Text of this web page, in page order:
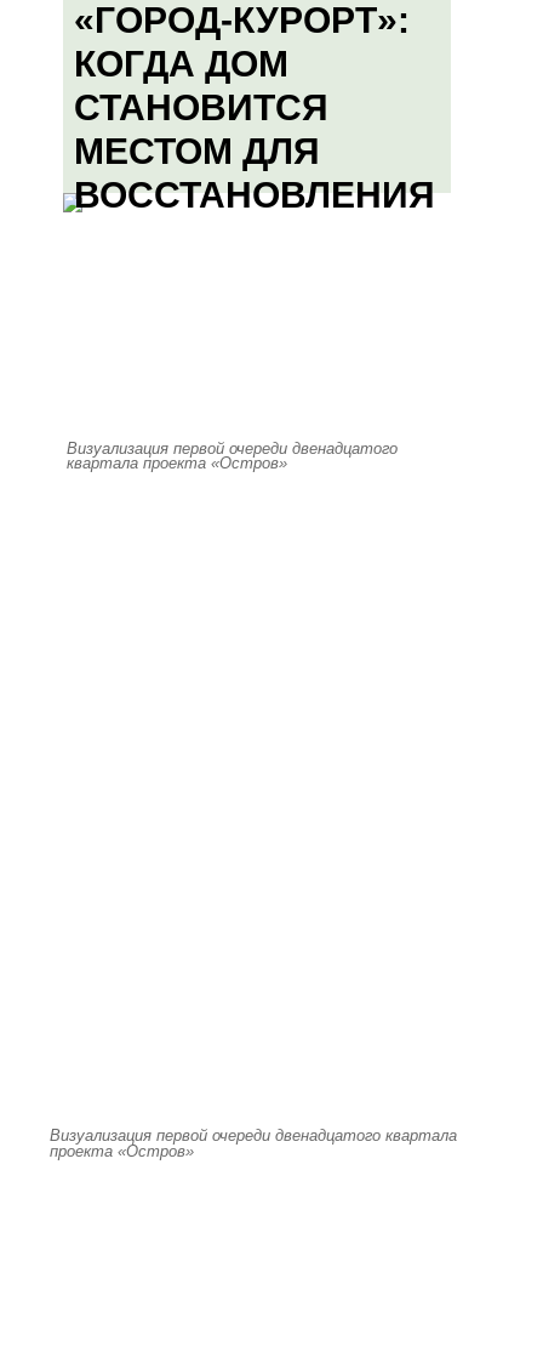
«ГОРОД-КУРОРТ»:
КОГДА ДОМ
СТАНОВИТСЯ
МЕСТОМ ДЛЯ
ВОССТАНОВЛЕНИЯ
Визуализация первой очереди двенадцатого
квартала проекта «Остров»
Визуализация первой очереди двенадцатого квартала
проекта «Остров»